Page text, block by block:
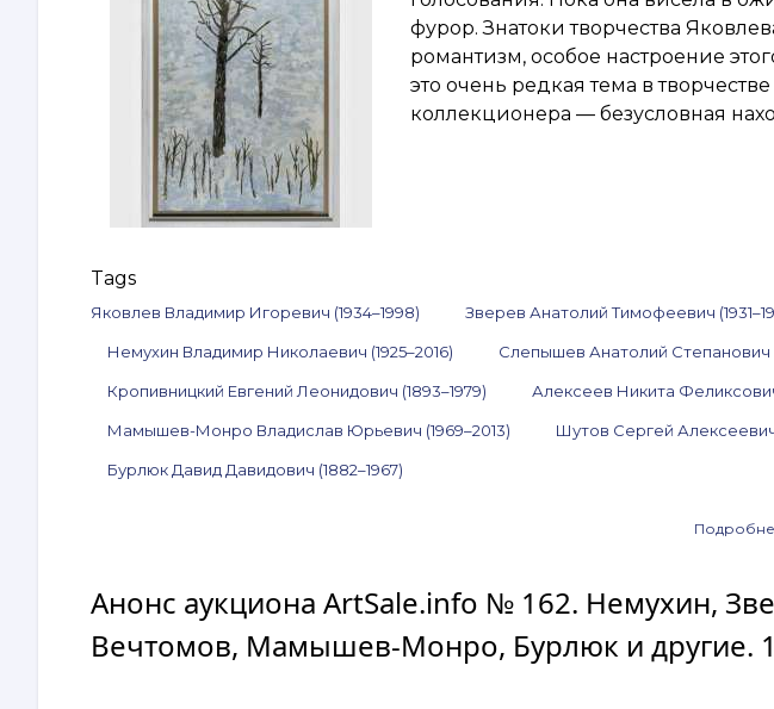
фурор. Знатоки творчества
романтизм, особое настроение
это очень редкая тема в
коллекционера — безусловная
Tags
Яковлев Владимир Игоревич (1934–1998) Зверев Анатолий Тимофеевич
Немухин Владимир Николаевич (1925–2016) Слепышев Анатолий Степанович
Кропивницкий Евгений Леонидович (1893–1979) Алексеев Никита Феликсович
Мамышев-Монро Владислав Юрьевич (1969–2013) Шутов Сергей Алексеевич
Бурлюк Давид Давидович (1882–1967)
Анонс аукциона ArtSale.info № 162. Немухин,
Вечтомов, Мамышев-Монро, Бурлюк и другие.